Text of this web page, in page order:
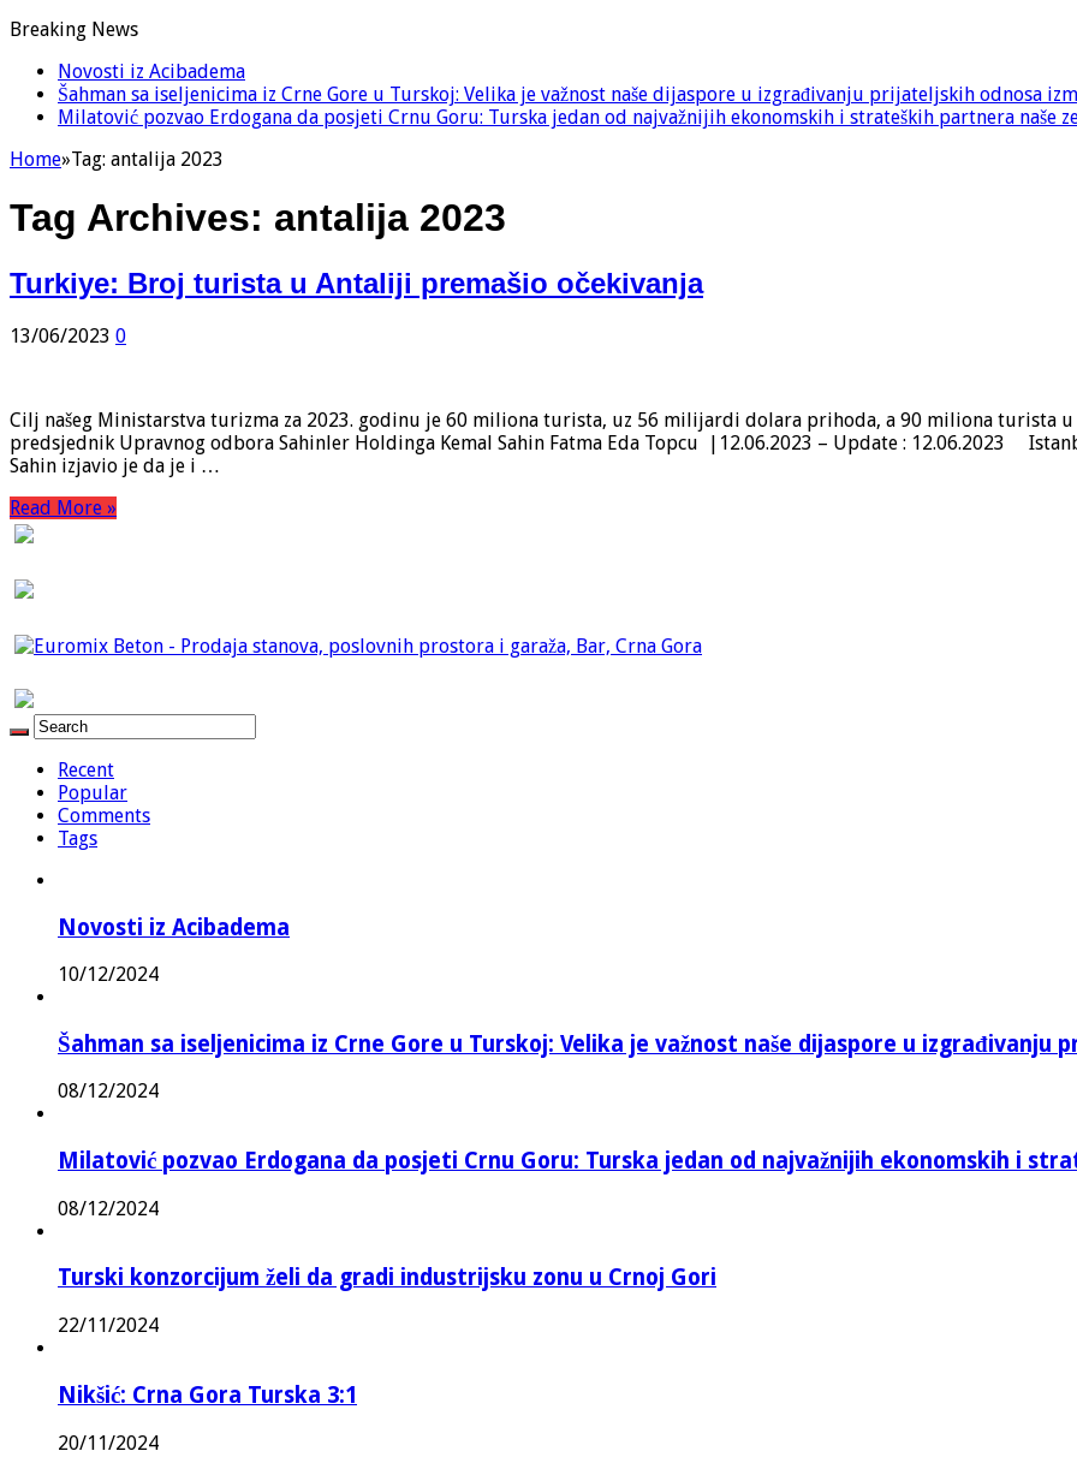
Breaking News
Novosti iz Acibadema
Šahman sa iseljenicima iz Crne Gore u Turskoj: Velika je važnost naše dijaspore u izgrađivanju prijateljskih odnosa
Milatović pozvao Erdogana da posjeti Crnu Goru: Turska jedan od najvažnijih ekonomskih i strateških partnera naše
Home»Tag: antalija 2023
Tag Archives: antalija 2023
Turkiye: Broj turista u Antaliji premašio očekivanja
13/06/2023 0
Cilj našeg Ministarstva turizma za 2023. godinu je 60 miliona turista, uz 56 milijardi dolara prihoda, a 90 miliona turista
predsjednik Upravnog odbora Sahinler Holdinga Kemal Sahin Fatma Eda Topcu |12.06.2023 – Update : 12.06.2023
Sahin izjavio je da je i …
Read More »
Recent
Popular
Comments
Tags
Novosti iz Acibadema
10/12/2024
Šahman sa iseljenicima iz Crne Gore u Turskoj: Velika je važnost naše dijaspore u izgrađivanju
08/12/2024
Milatović pozvao Erdogana da posjeti Crnu Goru: Turska jedan od najvažnijih ekonomskih i
08/12/2024
Turski konzorcijum želi da gradi industrijsku zonu u Crnoj Gori
22/11/2024
Nikšić: Crna Gora Turska 3:1
20/11/2024